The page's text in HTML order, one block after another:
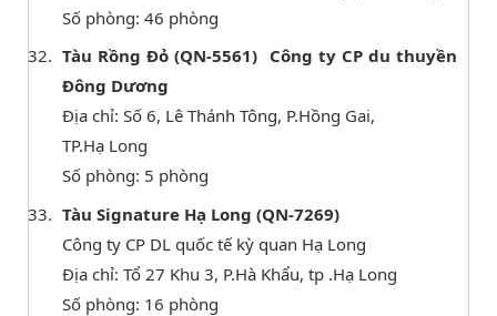
Số phòng: 46 phòng
Tàu Rồng Đỏ (QN-5561) Công ty CP du thuyền
Đông Dương
Địa chỉ: Số 6, Lê Thánh Tông, P.Hồng Gai,
TP.Hạ Long
Số phòng: 5 phòng
Tàu Signature Hạ Long (QN-7269)
Công ty CP DL quốc tế kỳ quan Hạ Long
Địa chỉ: Tổ 27 Khu 3, P.Hà Khẩu, tp .Hạ Long
Số phòng: 16 phòng